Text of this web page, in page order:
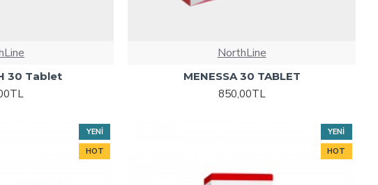
30 Tablet
NorthLine
MENESSA 30 TABLET
850,00TL
YENI
HOT
YENI
HOT